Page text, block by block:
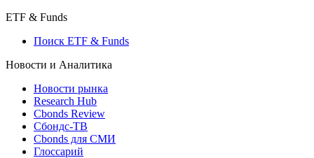
ETF & Funds
Поиск ETF & Funds
Новости и Аналитика
Новости рынка
Research Hub
Cbonds Review
Сбондс-ТВ
Cbonds для СМИ
Глоссарий